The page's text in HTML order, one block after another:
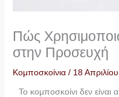
Πώς
στην Προσευχή
Κομποσκοίνια / 18
Το κομποσκοίνι δεν είναι